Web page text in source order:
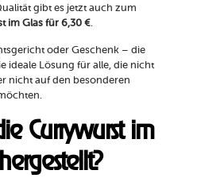
gibt es jetzt auch zum
im Glas für 6,30 €.
oder Geschenk – die
ideale Lösung für alle, die nicht
nicht auf den besonderen
Currywurst im